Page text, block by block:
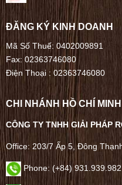
ĐĂNG KÝ KINH DOANH
Mã Số Thuế: 0402009891
Fax: 02363746080
Điện Thoại :02363746080
CHI NHÁNH HỒ CHÍ MINH
CÔNG TY TNHH GIẢI PHÁP
Office: 203/7 Ấp 5, Đông
Phone: (+84) 931.939.982